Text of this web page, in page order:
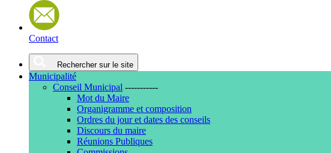
Contact
Rechercher sur le site
Municipalité
Conseil Municipal -----------
Mot du Maire
Organigramme et composition
Ordres du jour et dates des conseils
Discours du maire
Réunions Publiques